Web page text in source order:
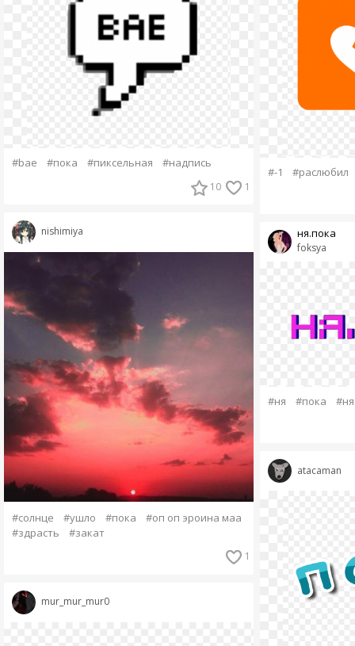
#bae #пока #пиксельная #надпись
10 1
nishimiya
#солнце #ушло #пока
#оп оп эроина маа
#здрасть
#закат
1
mur_mur_mur0
#-1 #раслюбил
foksya
ня.пока
#ня #пока
atacaman